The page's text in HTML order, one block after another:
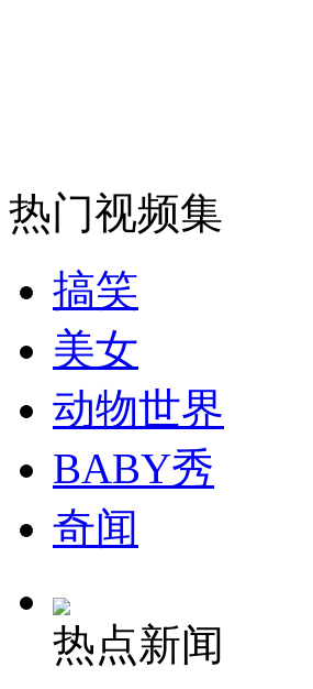
安徽一实载49人客车翻车
走！跟着总书记去植树
纽约上演“枕头大战”
热门视频集
搞笑
美女
动物世界
BABY秀
奇闻
热点新闻